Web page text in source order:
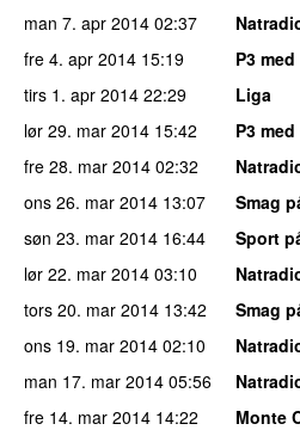
man 7. apr 2014 02:37
fre 4. apr 2014 15:19
P3
tirs 1. apr 2014 22:29
Liga
lør 29. mar 2014 15:42
P3
fre 28. mar 2014 02:32
ons 26. mar 2014 13:07
Smag
søn 23. mar 2014 16:44
Sport
lør 22. mar 2014 03:10
tors 20. mar 2014 13:42
Smag
ons 19. mar 2014 02:10
man 17. mar 2014 05:56
fre 14. mar 2014 14:22
Monte